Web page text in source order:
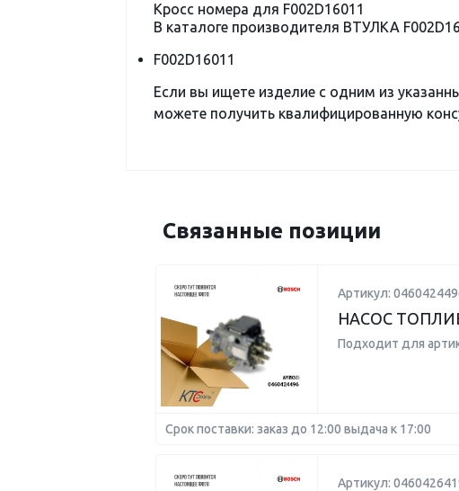
Кросс номера для F002D16011
В каталоге производителя ВТУЛКА
F002D16011
Если вы ищете изделие с одним из
можете получить квалифицированную
Связанные позиции
Артикул:
НАСОС
Подходит для
Срок поставки: заказ до 12:00 выдача к 17:00
Артикул: